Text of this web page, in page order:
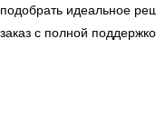
подобрать идеальное
заказ с полной